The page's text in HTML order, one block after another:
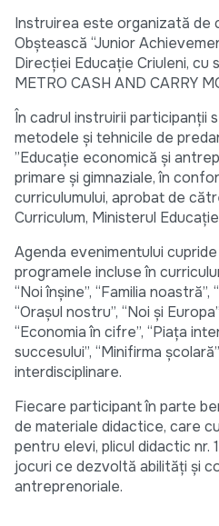
Instruirea este organizată de
Obştească “Junior
Direcţiei Educaţie Criuleni, cu
METRO CASH AND CARRY
În cadrul instruirii participanţii
metodele şi tehnicile de
”Educaţie economică şi
primare şi gimnaziale, în
curriculumului, aprobat de
Curriculum, Ministerul
Agenda evenimentului
programele incluse în
“Noi înşine”, “Familia
“Oraşul nostru”, “Noi şi
“Economia în cifre”, “Piaţa
succesului”, “Minifirma
interdisciplinare.
Fiecare participant în parte
de materiale didactice, care
pentru elevi, plicul didactic nr.
jocuri ce dezvoltă abilităţi şi
antreprenoriale.